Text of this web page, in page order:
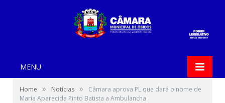
MENU
Home » Notícias »
Câmara aprova PL que dará o nome de
Maria Aparecida Pinto Batista a Ambulancha